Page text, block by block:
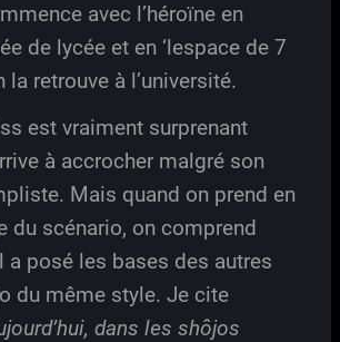
avec l’héroïne en
de lycée et en ‘lespace de 7
la retrouve à l’université.
est vraiment surprenant
à accrocher malgré son
Mais quand on prend en
du scénario, on comprend
a posé les bases des autres
du même style. Je cite
dans les shôjos